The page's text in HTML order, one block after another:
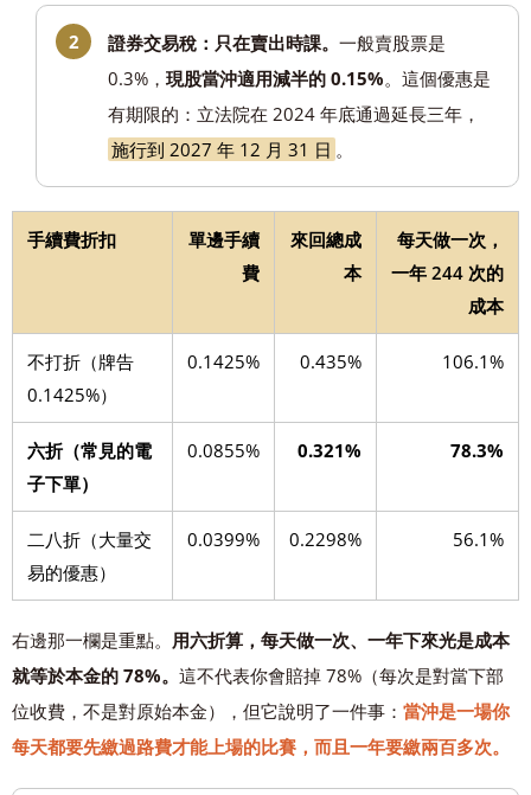
證券交易稅：只在賣出時課。 一般賣股票是
0.3%， 現股當沖適用減半的 0.15%。這個優惠是
有期限的：立法院在 2024 年底通過延長三年，
施行到 2027 年 12 月 31 日 。
手續費折扣
單邊手續
費
來回總成
本
每天做一次，
一年 244 次的
成本
不打折（牌告
0.1425%）
0.1425% 0.435% 106.1%
六折（常見的電
子下單）
0.0855% 0.321% 78.3%
二八折（大量交
易的優惠）
0.0399% 0.2298% 56.1%
右邊那一欄是重點。 用六折算，每天做一次、一年下來光是成本
就等於本金的 78%。 這不代表你會賠掉 78%（每次是對當下部
位收費，不是對原始本金），但它說明了一件事： 當沖是一場你
每天都要先繳過路費才能上場的比賽，而且一年要繳兩百多次。